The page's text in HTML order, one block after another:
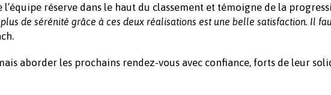
réserve dans le haut du classement et témoigne de la
de sérénité grâce à ces deux réalisations est une belle satisfaction. Il
aborder les prochains rendez-vous avec confiance, forts de leur